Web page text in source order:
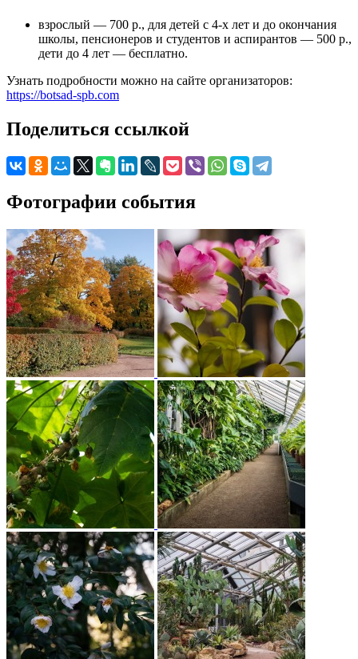
взрослый — 700 р., для детей с 4-х лет и до окончания
школы, пенсионеров и студентов и аспирантов — 500 р.,
дети до 4 лет — бесплатно.
Узнать подробности можно на сайте организаторов:
https://botsad-spb.com
Поделиться ссылкой
Фотографии события